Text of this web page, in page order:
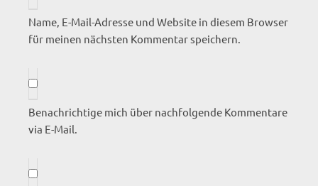
Name, E-Mail-Adresse und Website in diesem Browser
für meinen nächsten Kommentar speichern.
Benachrichtige mich über nachfolgende Kommentare
via E-Mail.